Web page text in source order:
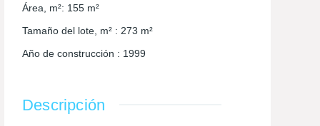
Área, m²: 155 m²
Tamaño del lote, m² : 273 m²
Año de construcción : 1999
Descripción